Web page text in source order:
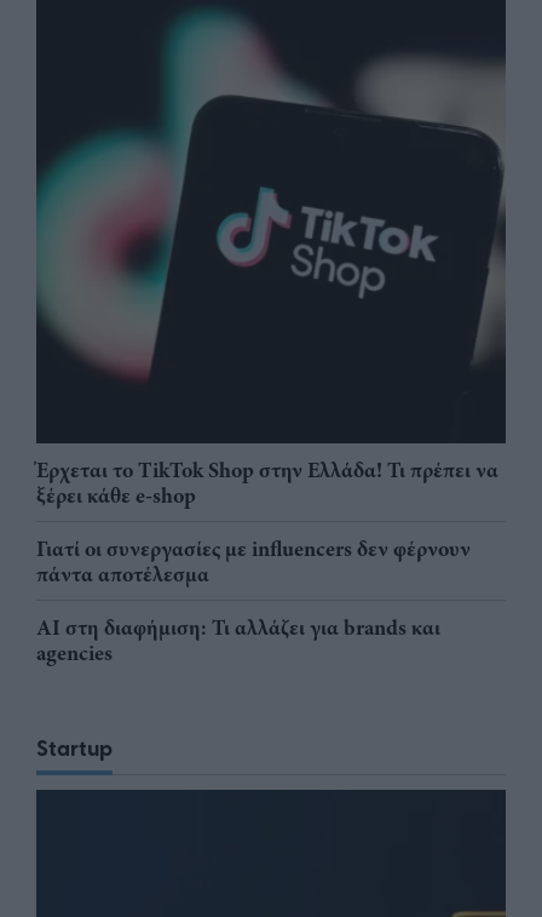
Έρχεται το TikTok Shop στην Ελλάδα! Τι πρέπει να
ξέρει κάθε e-shop
Γιατί οι συνεργασίες με influencers δεν φέρνουν
πάντα αποτέλεσμα
AI στη διαφήμιση: Τι αλλάζει για brands και
agencies
Startup